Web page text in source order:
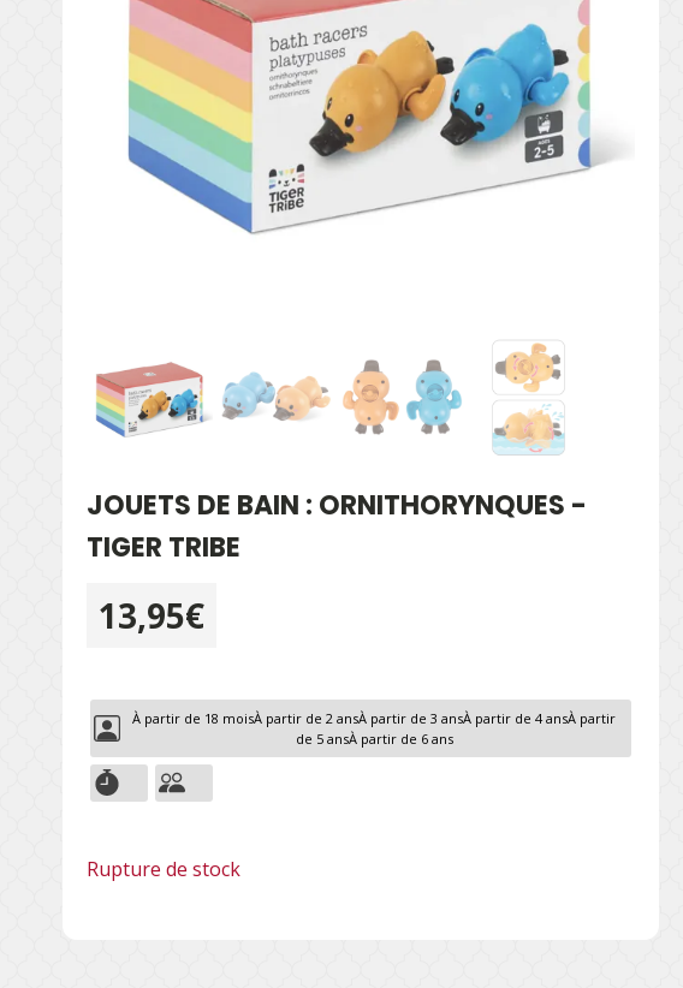
JOUETS DE BAIN : ORNITHORYNQUES -
TIGER TRIBE
13,95€
À partir de 18 moisÀ partir de 2 ansÀ partir de 3 ansÀ partir de 4 ansÀ partir
de 5 ansÀ partir de 6 ans
Rupture de stock